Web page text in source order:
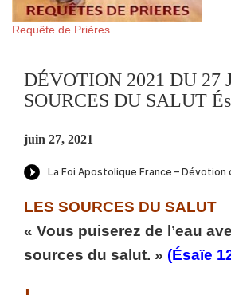
Requête de Prières
DÉVOTION 2021 DU 27
SOURCES DU SALUT
juin 27, 2021
LES SOURCES DU SALUT
« Vous puiserez de l’eau
sources du salut. » (Ésaïe